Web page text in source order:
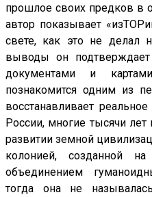
прошлое своих предков в
автор показывает
свете, как это не делал
выводы он
документами и
познакомится одним из
восстанавливает
России, многие тысячи
развитии земной
колонией, созданной
объединением
тогда она не